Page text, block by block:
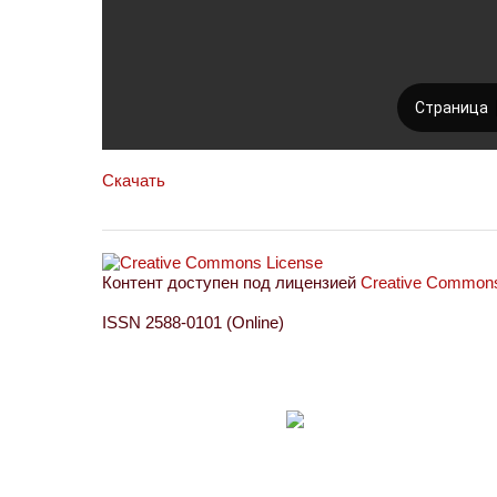
Скачать
Контент доступен под лицензией Creative
ISSN 2588-0101 (Online)